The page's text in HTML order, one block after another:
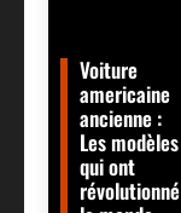
Voiture
americaine
ancienne :
Les modèles
qui ont
révolutionné